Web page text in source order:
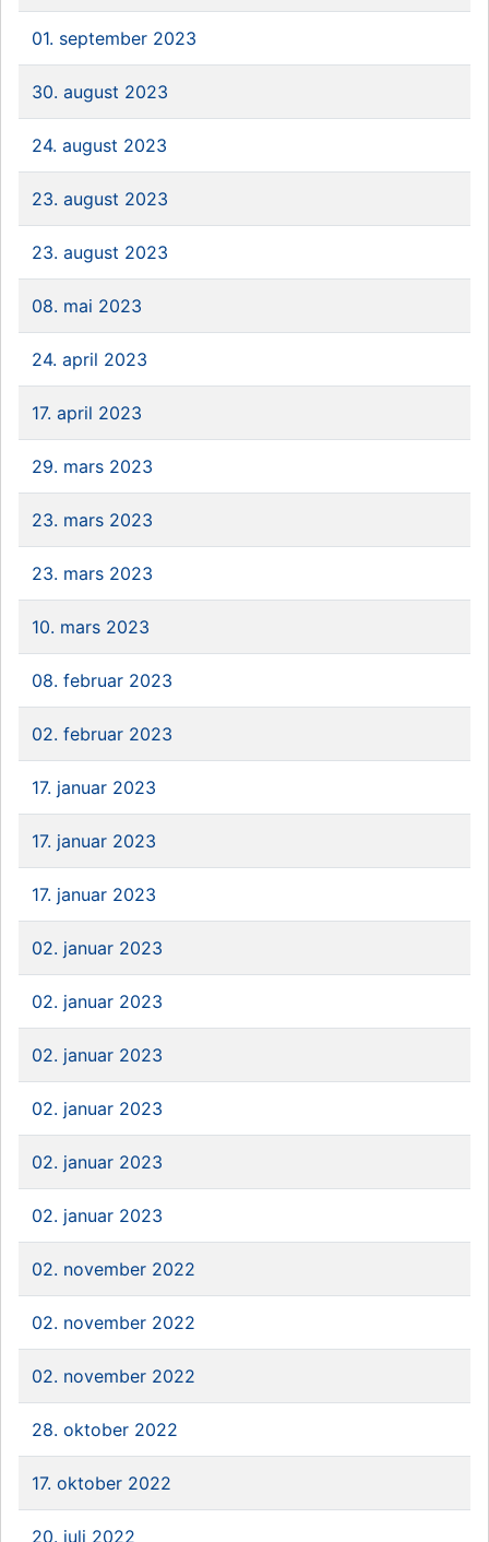
01. september 2023
30. august 2023
24. august 2023
23. august 2023
23. august 2023
08. mai 2023
24. april 2023
17. april 2023
29. mars 2023
23. mars 2023
23. mars 2023
10. mars 2023
08. februar 2023
02. februar 2023
17. januar 2023
17. januar 2023
17. januar 2023
02. januar 2023
02. januar 2023
02. januar 2023
02. januar 2023
02. januar 2023
02. januar 2023
02. november 2022
02. november 2022
02. november 2022
28. oktober 2022
17. oktober 2022
20. juli 2022